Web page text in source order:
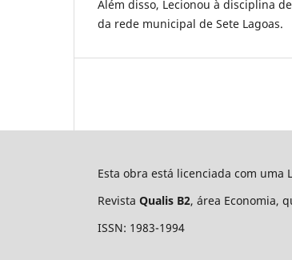
Além disso, Lecionou à disciplina
da rede municipal de Sete Lagoas.
Esta obra está licenciada com uma
Revista Qualis B2, área Economia,
ISSN: 1983-1994